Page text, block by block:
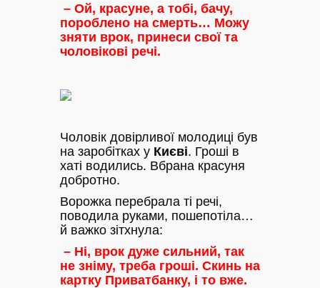
– Ой, красуне, а тобі, бачу,
пороблено на смерть… Можу
зняти врок, принеси свої та
чоловікові речі.
Чоловік довірливої молодиці був
на заробітках у Києві. Гроші в
хаті водились. Вбрана красуня
добротно.
Ворожка перебрала ті речі,
поводила руками, пошепотіла…
й важко зітхнула:
– Ні, врок дуже сильний, так
не зніму, треба гроші. Скинь на
картку Приватбанку, і то вже.